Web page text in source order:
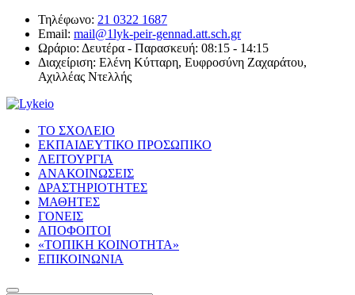
Τηλέφωνο: 21 0322 1687
Email: mail@1lyk-peir-gennad.att.sch.gr
Ωράριο: Δευτέρα - Παρασκευή: 08:15 - 14:15
Διαχείριση: Ελένη Κύτταρη, Ευφροσύνη Ζαχαράτου,
Αχιλλέας Ντελλής
ΤΟ ΣΧΟΛΕΙΟ
ΕΚΠΑΙΔΕΥΤΙΚΟ ΠΡΟΣΩΠΙΚΟ
ΛΕΙΤΟΥΡΓΙΑ
ΑΝΑΚΟΙΝΩΣΕΙΣ
ΔΡΑΣΤΗΡΙΟΤΗΤΕΣ
ΜΑΘΗΤΕΣ
ΓΟΝΕΙΣ
ΑΠΟΦΟΙΤΟΙ
«ΤΟΠΙΚΗ ΚΟΙΝΟΤΗΤΑ»
ΕΠΙΚΟΙΝΩΝΙΑ